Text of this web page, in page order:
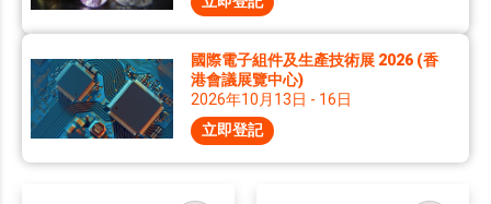
國際電子組件及生產技術展 2026 (香
港會議展覽中心)
2026年10月13日 - 16日
立即登記